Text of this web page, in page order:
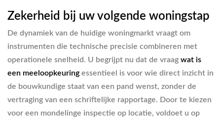
Zekerheid bij uw volgende woningstap
De dynamiek van de huidige woningmarkt vraagt om
instrumenten die technische precisie combineren met
operationele snelheid. U begrijpt nu dat de vraag wat is
een meeloopkeuring essentieel is voor wie direct inzicht in
de bouwkundige staat van een pand wenst, zonder de
vertraging van een schriftelijke rapportage. Door te kiezen
voor een mondelinge inspectie op locatie, voldoet u op